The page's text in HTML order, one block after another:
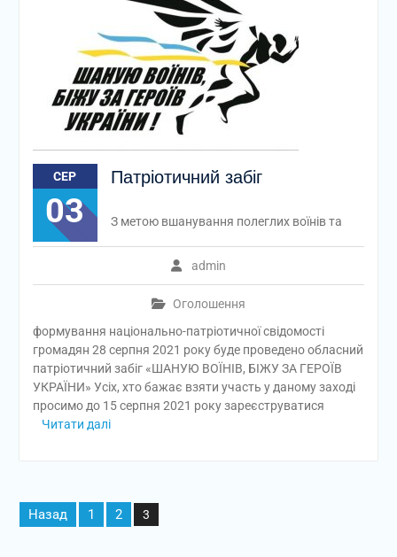
СЕР
03
Патріотичний забіг
admin
Оголошення
З метою вшанування полеглих воїнів та
формування національно-патріотичної свідомості
громадян 28 серпня 2021 року буде проведено обласний
патріотичний забіг «ШАНУЮ ВОЇНІВ, БІЖУ ЗА ГЕРОЇВ
УКРАЇНИ» Усіх, хто бажає взяти участь у даному заході
просимо до 15 серпня 2021 року зареєструватися
Читати далі
Пагінація
записів
Назад 1 2 3